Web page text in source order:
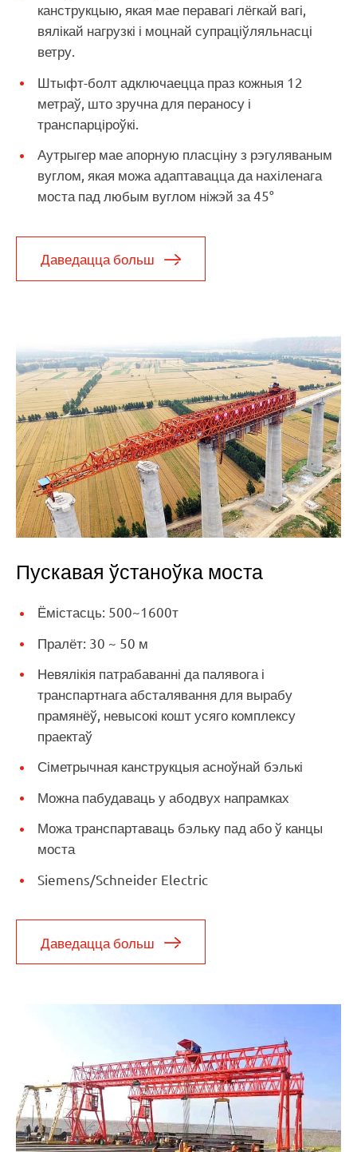
канструкцыю, якая мае перавагі лёгкай вагі,
вялікай нагрузкі і моцнай супраціўляльнасці
ветру.
Штыфт-болт адключаецца праз кожныя 12
метраў, што зручна для пераносу і
транспарціроўкі.
Аутрыгер мае апорную пласціну з рэгуляваным
вуглом, якая можа адаптавацца да нахіленага
моста пад любым вуглом ніжэй за 45°
Даведацца больш
Пускавая ўстаноўка моста
Ёмістасць: 500~1600т
Пралёт: 30 ~ 50 м
Невялікія патрабаванні да палявога і
транспартнага абсталявання для вырабу
прамянёў, невысокі кошт усяго комплексу
праектаў
Сіметрычная канструкцыя асноўнай бэлькі
Можна пабудаваць у абодвух напрамках
Можа транспартаваць бэльку пад або ў канцы
моста
Siemens/Schneider Electric
Даведацца больш